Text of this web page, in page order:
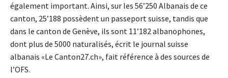
également important. Ainsi, sur les 56’250 Albanais de ce
canton, 25’188 possèdent un passeport suisse, tandis que
dans le canton de Genève, ils sont 11’182 albanophones,
dont plus de 5000 naturalisés, écrit le journal suisse
albanais «Le Canton27.ch», fait référence à des sources de
l’OFS.